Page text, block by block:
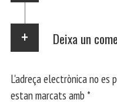
Deixa un
L'adreça electrònica no es
estan marcats amb *